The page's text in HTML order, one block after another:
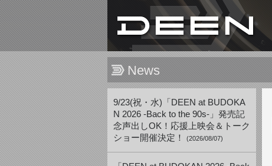
News
9/23(祝・水)「DEEN at BUDOKA
N 2026 -Back to the 90s-」発売記
念声出しOK！応援上映会＆トーク
ショー開催決定！
(2026/08/07)